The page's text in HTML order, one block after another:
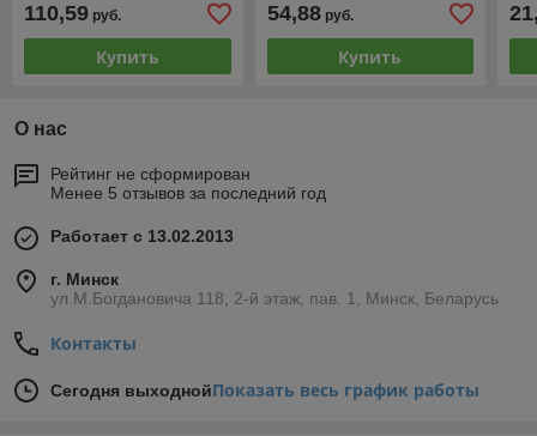
110,59 руб.
Купить
54,88руб.
Купить
О нас
Рейтинг не сформирован
Менее 5 отзывов за последний год
Работает с 13.02.2013
г. Минск
ул.М.Богдановича 118, 2-й этаж, пав. 1, Минск, Беларусь
Контакты
Сегодня выходнойПоказать весь график работы